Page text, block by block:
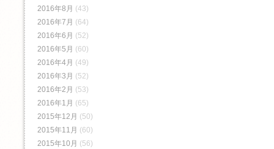
2016年8月 (43)
2016年7月 (64)
2016年6月 (52)
2016年5月 (60)
2016年4月 (49)
2016年3月 (52)
2016年2月 (53)
2016年1月 (65)
2015年12月 (50)
2015年11月 (60)
2015年10月 (56)